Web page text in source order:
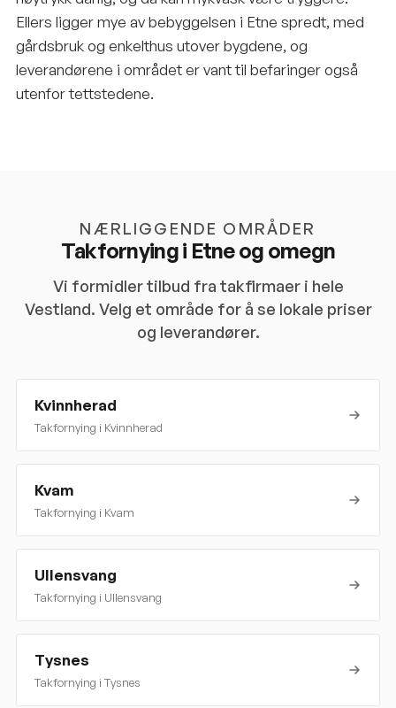
Ellers ligger mye av bebyggelsen i Etne spredt, med
gårdsbruk og enkelthus utover bygdene, og
leverandørene i området er vant til befaringer også
utenfor tettstedene.
NÆRLIGGENDE OMRÅDER
Takfornying i Etneog omegn
Vi formidler tilbud fra takfirmaer i hele
Vestland. Velg et område for å se lokale priser
og leverandører.
Kvinnherad
Takfornying i Kvinnherad
Kvam
Takfornying i Kvam
Ullensvang
Takfornying i Ullensvang
Tysnes
Takfornying i Tysnes